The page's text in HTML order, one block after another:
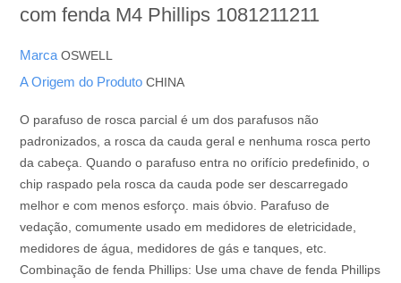
com fenda M4 Phillips 1081211211
MarcaOSWELL
A Origem do ProdutoCHINA
O parafuso de rosca parcial é um dos parafusos não
padronizados, a rosca da cauda geral e nenhuma rosca perto
da cabeça. Quando o parafuso entra no orifício predefinido, o
chip raspado pela rosca da cauda pode ser descarregado
melhor e com menos esforço. mais óbvio. Parafuso de
vedação, comumente usado em medidores de eletricidade,
medidores de água, medidores de gás e tanques, etc.
Combinação de fenda Phillips: Use uma chave de fenda Phillips